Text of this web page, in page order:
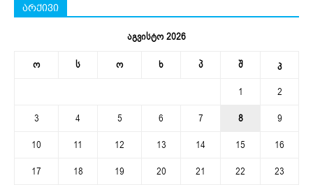
არქივი
აგვისტო 2026
ო ს ო ხ პ შ კ
1
2
3
4 5 6 7 8
9
10
11 12 13 14 15
16
17
18 19 20 21 22
23